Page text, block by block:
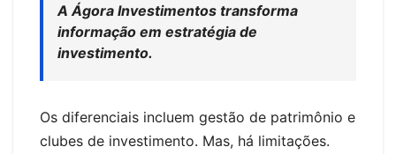
A Ágora Investimentos transforma
informação em estratégia de
investimento.
Os diferenciais incluem gestão de patrimônio e
clubes de investimento. Mas, há limitações.